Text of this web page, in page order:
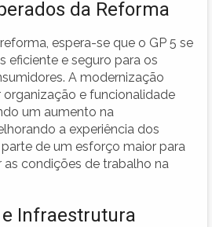
da Reforma
espera-se que o GP 5 se
eficiente e seguro para os
A modernização
e funcionalidade
um aumento na
a experiência dos
de um esforço maior para
as condições de trabalho na
Infraestrutura